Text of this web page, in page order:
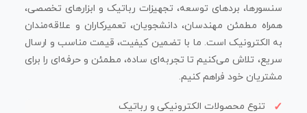
سنسورها، بردهای توسعه، تجهیزات رباتیک و ابزارهای تخصصی،
همراه مطمئن مهندسان، دانشجویان، تعمیرکاران و علاقه‌مندان
به الکترونیک است. ما با تضمین کیفیت، قیمت مناسب و ارسال
سریع، تلاش می‌کنیم تا تجربه‌ای ساده، مطمئن و حرفه‌ای را برای
مشتریان خود فراهم کنیم.
تنوع محصولات الکترونیکی و رباتیک